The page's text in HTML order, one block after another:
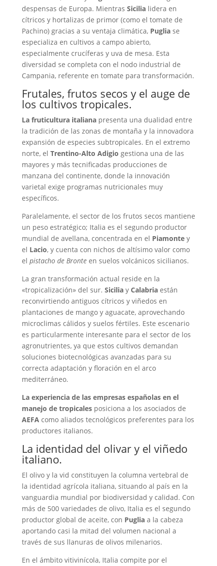
despensas de Europa. Mientras Sicilialidera en
cítricos y hortalizas de primor (como el tomate de
Pachino) gracias a su ventaja climática, Pugliase
especializa en cultivos a campo abierto,
especialmente crucíferas y uva de mesa. Esta
diversidad se completa con el nodo industrial de
Campania, referente en tomate para transformación.
Frutales, frutos secos y el auge de
los cultivos tropicales.
La fruticultura italianapresenta una dualidad entre
la tradición de las zonas de montaña y la innovadora
expansión de especies subtropicales. En el extremo
norte, el Trentino-Alto Adigio gestiona una de las
mayores y más tecnificadas producciones de
manzana del continente, donde la innovación
varietal exige programas nutricionales muy
específicos.
Paralelamente, el sector de los frutos secos mantiene
un peso estratégico; Italia es el segundo productor
mundial de avellana, concentrada en el Piamontey
el Lacio, y cuenta con nichos de altísimo valor como
el pistacho de Bronteen suelos volcánicos sicilianos.
La gran transformación actual reside en la
«tropicalización» del sur. Siciliay Calabriaestán
reconvirtiendo antiguos cítricos y viñedos en
plantaciones de mango y aguacate, aprovechando
microclimas cálidos y suelos fértiles. Este escenario
es particularmente interesante para el sector de los
agronutrientes, ya que estos cultivos demandan
soluciones biotecnológicas avanzadas para su
correcta adaptación y floración en el arco
mediterráneo.
La experiencia de las empresas españolas en el
manejo de tropicalesposiciona a los asociados de
AEFAcomo aliados tecnológicos preferentes para los
productores italianos.
La identidad del olivar y el viñedo
italiano.
El olivo y la vid constituyen la columna vertebral de
la identidad agrícola italiana, situando al país en la
vanguardia mundial por biodiversidad y calidad. Con
más de 500 variedades de olivo, Italia es el segundo
productor global de aceite, con Pugliaa la cabeza
aportando casi la mitad del volumen nacional a
través de sus llanuras de olivos milenarios.
En el ámbito vitivinícola, Italia compite por el